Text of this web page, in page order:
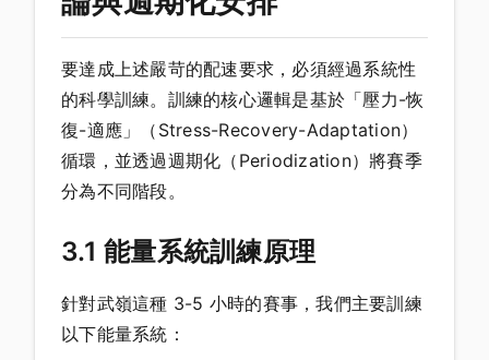
要達成上述嚴苛的配速要求，必須經過系統性
的科學訓練。訓練的核心邏輯是基於「壓力-恢
復-適應」（Stress-Recovery-Adaptation）
循環，並透過週期化（Periodization）將賽季
分為不同階段。
3.1 能量系統訓練原理
針對武嶺這種 3-5 小時的賽事，我們主要訓練
以下能量系統：